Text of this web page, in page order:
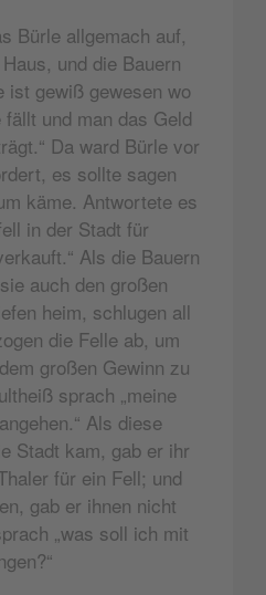
Bürle allgemach auf,
und die Bauern
ist gewiß gewesen wo
und man das Geld
Da ward Bürle vor
es sollte sagen
käme. Antwortete es
in der Stadt für
Als die Bauern
auch den großen
heim, schlugen all
die Felle ab, um
großen Gewinn zu
sprach „meine
Als diese
Stadt kam, gab er ihr
für ein Fell; und
gab er ihnen nicht
„was soll ich mit